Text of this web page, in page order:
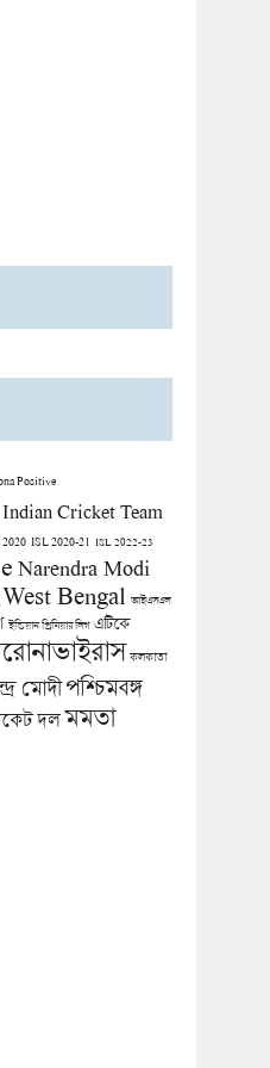
Positive
Indian Cricket Team
ISL 2020-21 ISL 2022-23
Narendra Modi
West Bengal আইএসএল
ইন্ডিয়ান প্রিমিয়ার লিগ এটিকে
কলকাতা
মোদী পশ্চিমবঙ্গ
দল মমতা